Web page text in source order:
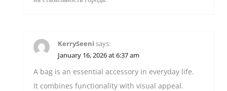
KerrySeeni says:
January 16, 2026 at 6:37 am
A bag is an essential accessory in everyday life.
It combines functionality with visual appeal.